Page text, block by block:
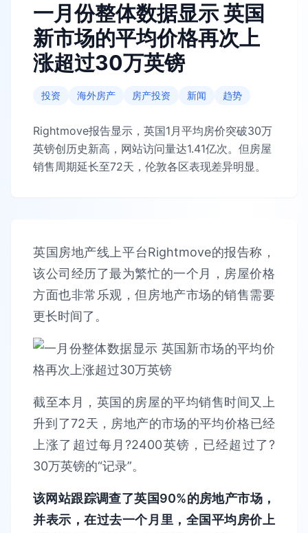
一月份整体数据显示 英国
新市场的平均价格再次上
涨超过30万英镑
投资 海外房产 房产投资 新闻 趋势
Rightmove报告显示，英国1月平均房价突破30万
英镑创历史新高，网站访问量达1.41亿次。但房屋
销售周期延长至72天，伦敦各区表现差异明显。
英国房地产线上平台Rightmove的报告称，
该公司经历了最为繁忙的一个月，房屋价格
方面也非常乐观，但房地产市场的销售需要
更长时间了。
截至本月，英国的房屋的平均销售时间又上
升到了72天，房地产的市场的平均价格已经
上涨了超过每月?2400英镑，已经超过了?
30万英镑的“记录”。
该网站跟踪调查了英国90%的房地产市场，
并表示，在过去一个月里，全国平均房价上